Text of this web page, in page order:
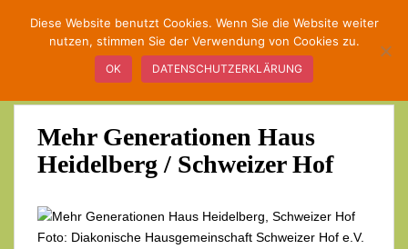
Mehr Generationen Haus
Heidelberg / Schweizer Hof
Foto: Diakonische Hausgemeinschaft Schweizer Hof e.V.
Diese Website benutzt Cookies. Wenn Sie die Website weiter
nutzen, stimmen Sie der Verwendung von Cookies zu.
OK DATENSCHUTZERKLÄRUNG